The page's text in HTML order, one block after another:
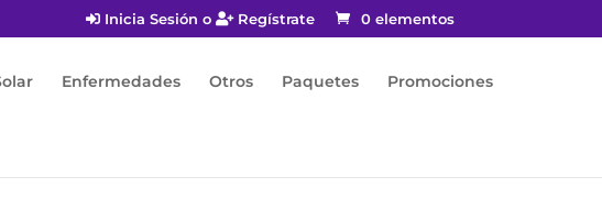
Inicia Sesión o Regístrate 0 elementos
Enfermedades Otros Paquetes Promociones